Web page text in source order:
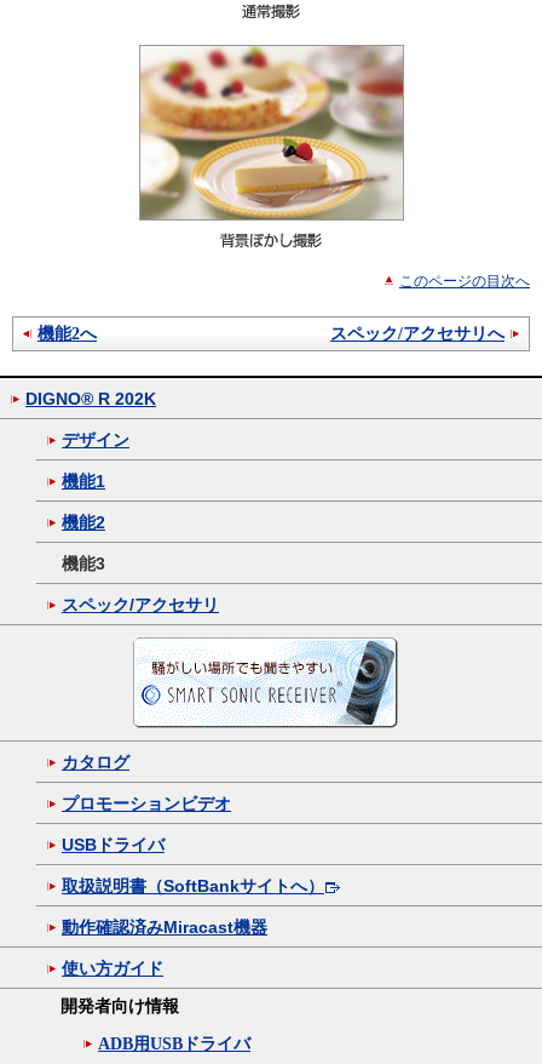
このページの目次へ
スペック/アクセサリへ
機能2へ
DIGNO® R 202K
デザイン
機能1
機能2
機能3
スペック/アクセサリ
カタログ
プロモーションビデオ
USBドライバ
取扱説明書（SoftBankサイトへ）
動作確認済みMiracast機器
使い方ガイド
開発者向け情報
ADB用USBドライバ